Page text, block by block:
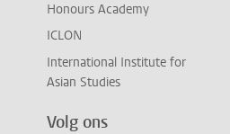
Honours Academy
ICLON
International Institute for
Asian Studies
Volg ons